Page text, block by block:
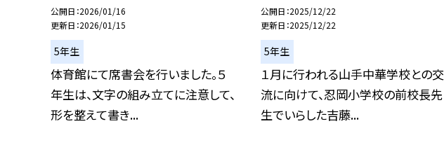
公開日 2026/01/16
更新日 2026/01/15
5年生
体育館にて席書会を行いました。５
年生は、文字の組み立てに注意して、
形を整えて書き...
公開日 2025/12/22
更新日 2025/12/22
5年生
１月に行われる山手中華学校との交
流に向けて、忍岡小学校の前校長先
生でいらした吉藤...